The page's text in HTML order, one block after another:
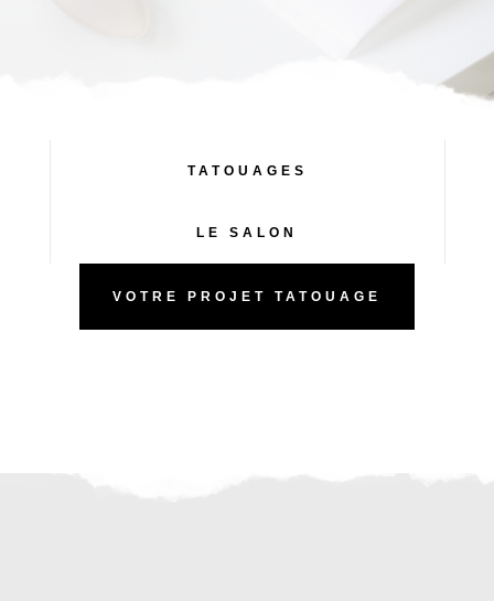
TATOUAGES
LE SALON
VOTRE PROJET TATOUAGE